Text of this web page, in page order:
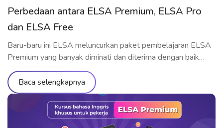
Perbedaan antara ELSA Premium, ELSA Pro
dan ELSA Free
Baru-baru ini ELSA meluncurkan paket pembelajaran ELSA
Premium yang banyak diminati dan diterima dengan baik
oleh para pelajar.
Baca selengkapnya